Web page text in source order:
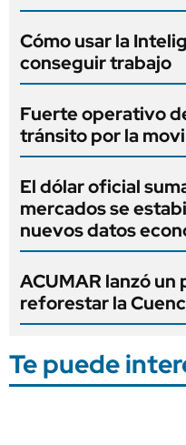
Cómo usar la
conseguir trabajo
Fuerte operativo
tránsito por la
El dólar oficial
mercados se
nuevos datos
ACUMAR lanzó un
reforestar la
Te puede